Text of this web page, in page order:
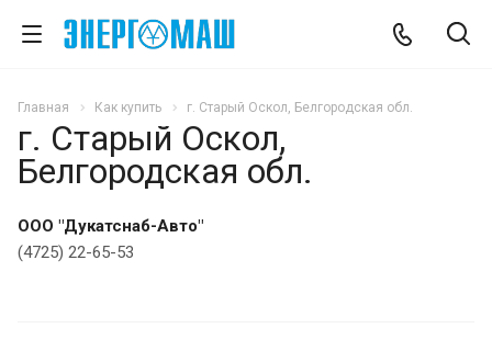
Главная Как купить г. Старый Оскол, Белгородская обл.
г. Старый Оскол,
Белгородская обл.
ООО "Дукатснаб-Авто"
(4725) 22-65-53